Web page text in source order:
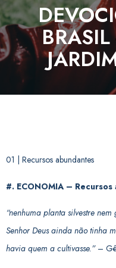
01 | Recursos abundantes
#. ECONOMIA –
“nenhuma planta silvestre
Senhor Deus ainda não tinha
havia quem a cultivasse.”–